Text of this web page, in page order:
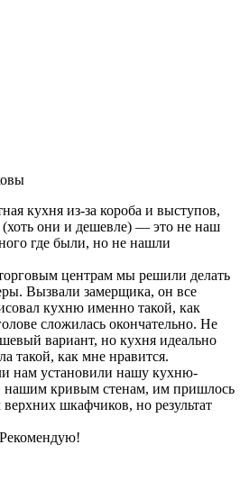
кухня из-за короба и выступов,
они и дешевле) — это не наш
где были, но не нашли
центрам мы решили делать
Вызвали замерщика, он все
кухню именно такой, как
сложилась окончательно. Не
вариант, но кухня идеально
такой, как мне нравится.
нам установили нашу кухню-
нашим кривым стенам, им пришлось
шкафчиков, но результат